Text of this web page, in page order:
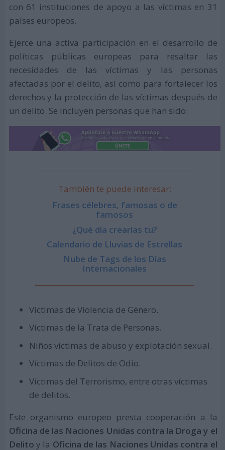
con 61 instituciones de apoyo a las víctimas en 31
países europeos.
Ejerce una activa participación en el desarrollo de
políticas públicas europeas para resaltar las
necesidades de las víctimas y las personas
afectadas por el delito, así como para fortalecer los
derechos y la protección de las víctimas después de
un delito. Se incluyen personas que han sido:
También te puede interesar:
Frases célebres, famosas o de
famosos
¿Qué día crearías tu?
Calendario de Lluvias de Estrellas
Nube de Tags de los Días
Internacionales
Víctimas de Violencia de Género.
Víctimas de la Trata de Personas.
Niños víctimas de abuso y explotación sexual.
Víctimas de Delitos de Odio.
Víctimas del Terrorismo, entre otras víctimas
de delitos.
Este organismo europeo presta cooperación a la
Oficina de las Naciones Unidas contra la Droga y el
Delito y la Oficina de las Naciones Unidas contra el